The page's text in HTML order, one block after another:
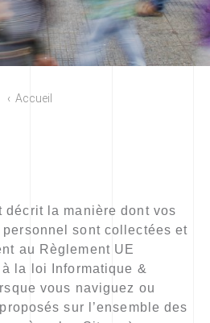
Accueil
décrit la manière dont vos
sont collectées et
au Règlement UE
la loi Informatique &
vous naviguez ou
sur l’ensemble des